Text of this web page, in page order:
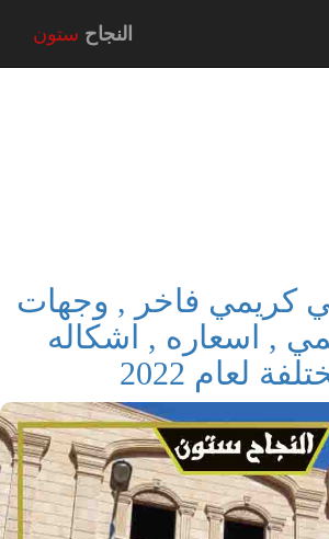
النجاح ستون
كريمي فاخر , وجهات
, اسعاره , اشكاله
لعام 2022